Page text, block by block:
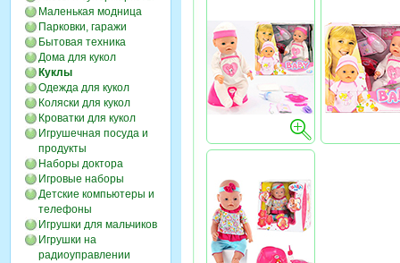
Маленькая модница
Парковки, гаражи
Бытовая техника
Дома для кукол
Куклы
Одежда для кукол
Коляски для кукол
Кроватки для кукол
Игрушечная посуда и
продукты
Наборы доктора
Игровые наборы
Детские компьютеры и
телефоны
Игрушки для мальчиков
Игрушки на
радиоуправлении